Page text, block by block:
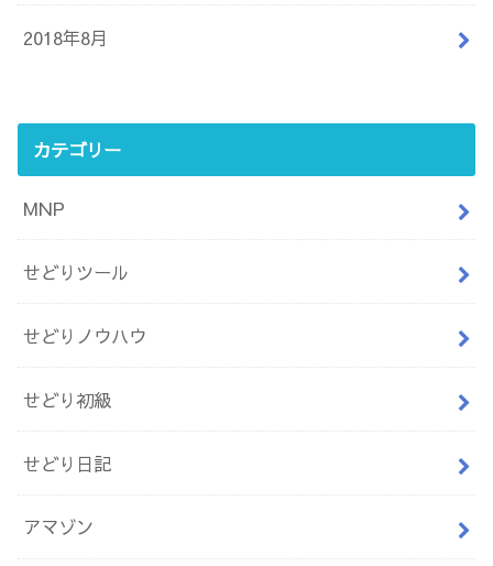
2018年8月
カテゴリー
MNP
せどりツール
せどりノウハウ
せどり初級
せどり日記
アマゾン